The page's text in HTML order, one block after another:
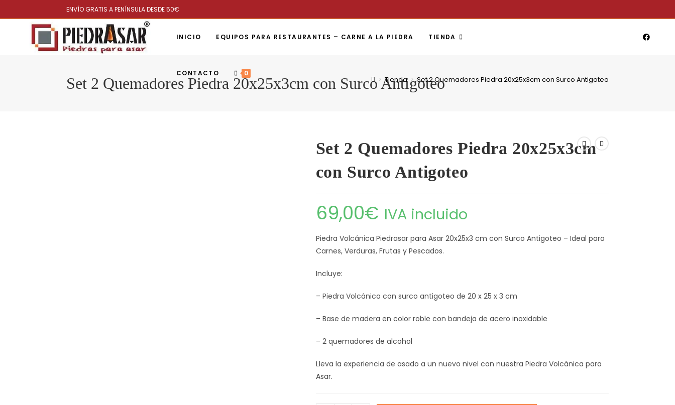
ENVÍO GRATIS A PENÍNSULA DESDE 50€
INICIO EQUIPOS PARA RESTAURANTES – CARNE A LA PIEDRA TIENDA
CONTACTO 0
Set 2 Quemadores Piedra 20x25x3cm con Surco Antigoteo
> Tienda > Set 2 Quemadores Piedra 20x25x3cm con Surco Antigoteo
Set 2 Quemadores Piedra 20x25x3cm
con Surco Antigoteo
69,00€ IVA incluido
Piedra Volcánica Piedrasar para Asar 20x25x3 cm con Surco Antigoteo – Ideal para
Carnes, Verduras, Frutas y Pescados.
Incluye:
– Piedra Volcánica con surco antigoteo de 20 x 25 x 3 cm
– Base de madera en color roble con bandeja de acero inoxidable
– 2 quemadores de alcohol
Lleva la experiencia de asado a un nuevo nivel con nuestra Piedra Volcánica para
Asar.